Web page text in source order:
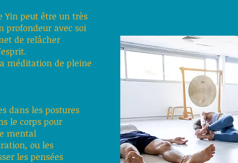
Yin peut être un très
profondeur avec soi
de relâcher
méditation de pleine
dans les postures
le corps pour
mental
ou les
les pensées